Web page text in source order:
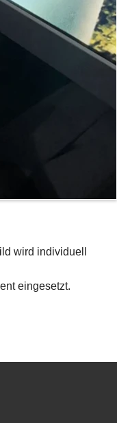
wird individuell
eingesetzt.